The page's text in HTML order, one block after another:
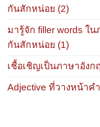
กันสักหน่อย (2)
มารู้จัก filler words ใ
กันสักหน่อย (1)
เชื้อเชิญเป็นภาษาอัง
Adjective ที่วางหน้าค